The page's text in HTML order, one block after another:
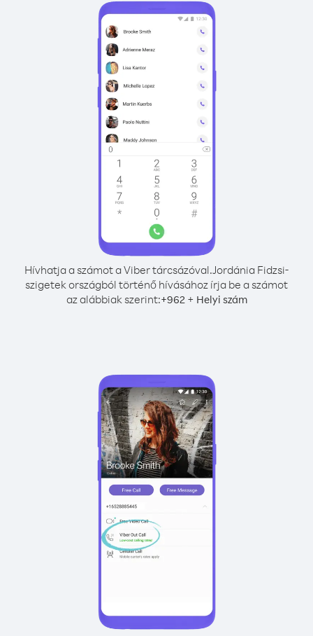
Hívhatja a számot a Viber tárcsázóval.Jordánia Fidzsi-
szigetek országból történő hívásához írja be a számot
az alábbiak szerint:+962+ Helyi szám